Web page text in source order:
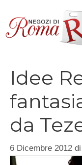
contenuto
Idee
da
6 Dicembre 2012 di